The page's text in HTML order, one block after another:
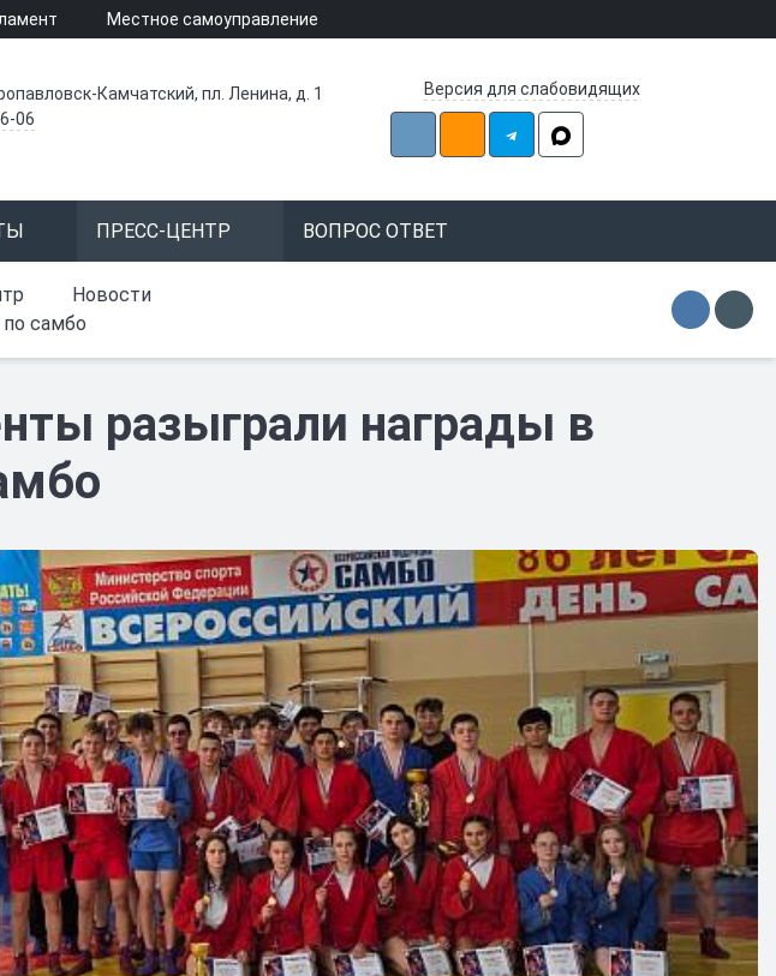
Местное самоуправление
Камчатский, пл. Ленина, д. 1
06
Версия для слабовидящих
ПРЕСС-ЦЕНТР ВОПРОС ОТВЕТ
Новости
самбо
разыграли награды в